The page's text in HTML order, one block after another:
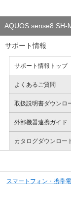
AQUOS sense8 SH-
サポート情報
サポート情報トップ
よくあるご質問
取扱説明書ダウンロ
外部機器連携ガイド
カタログダウンロー
スマートフォン・携帯